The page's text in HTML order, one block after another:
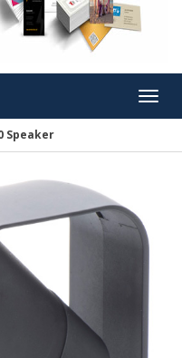
Toggle
Speaker